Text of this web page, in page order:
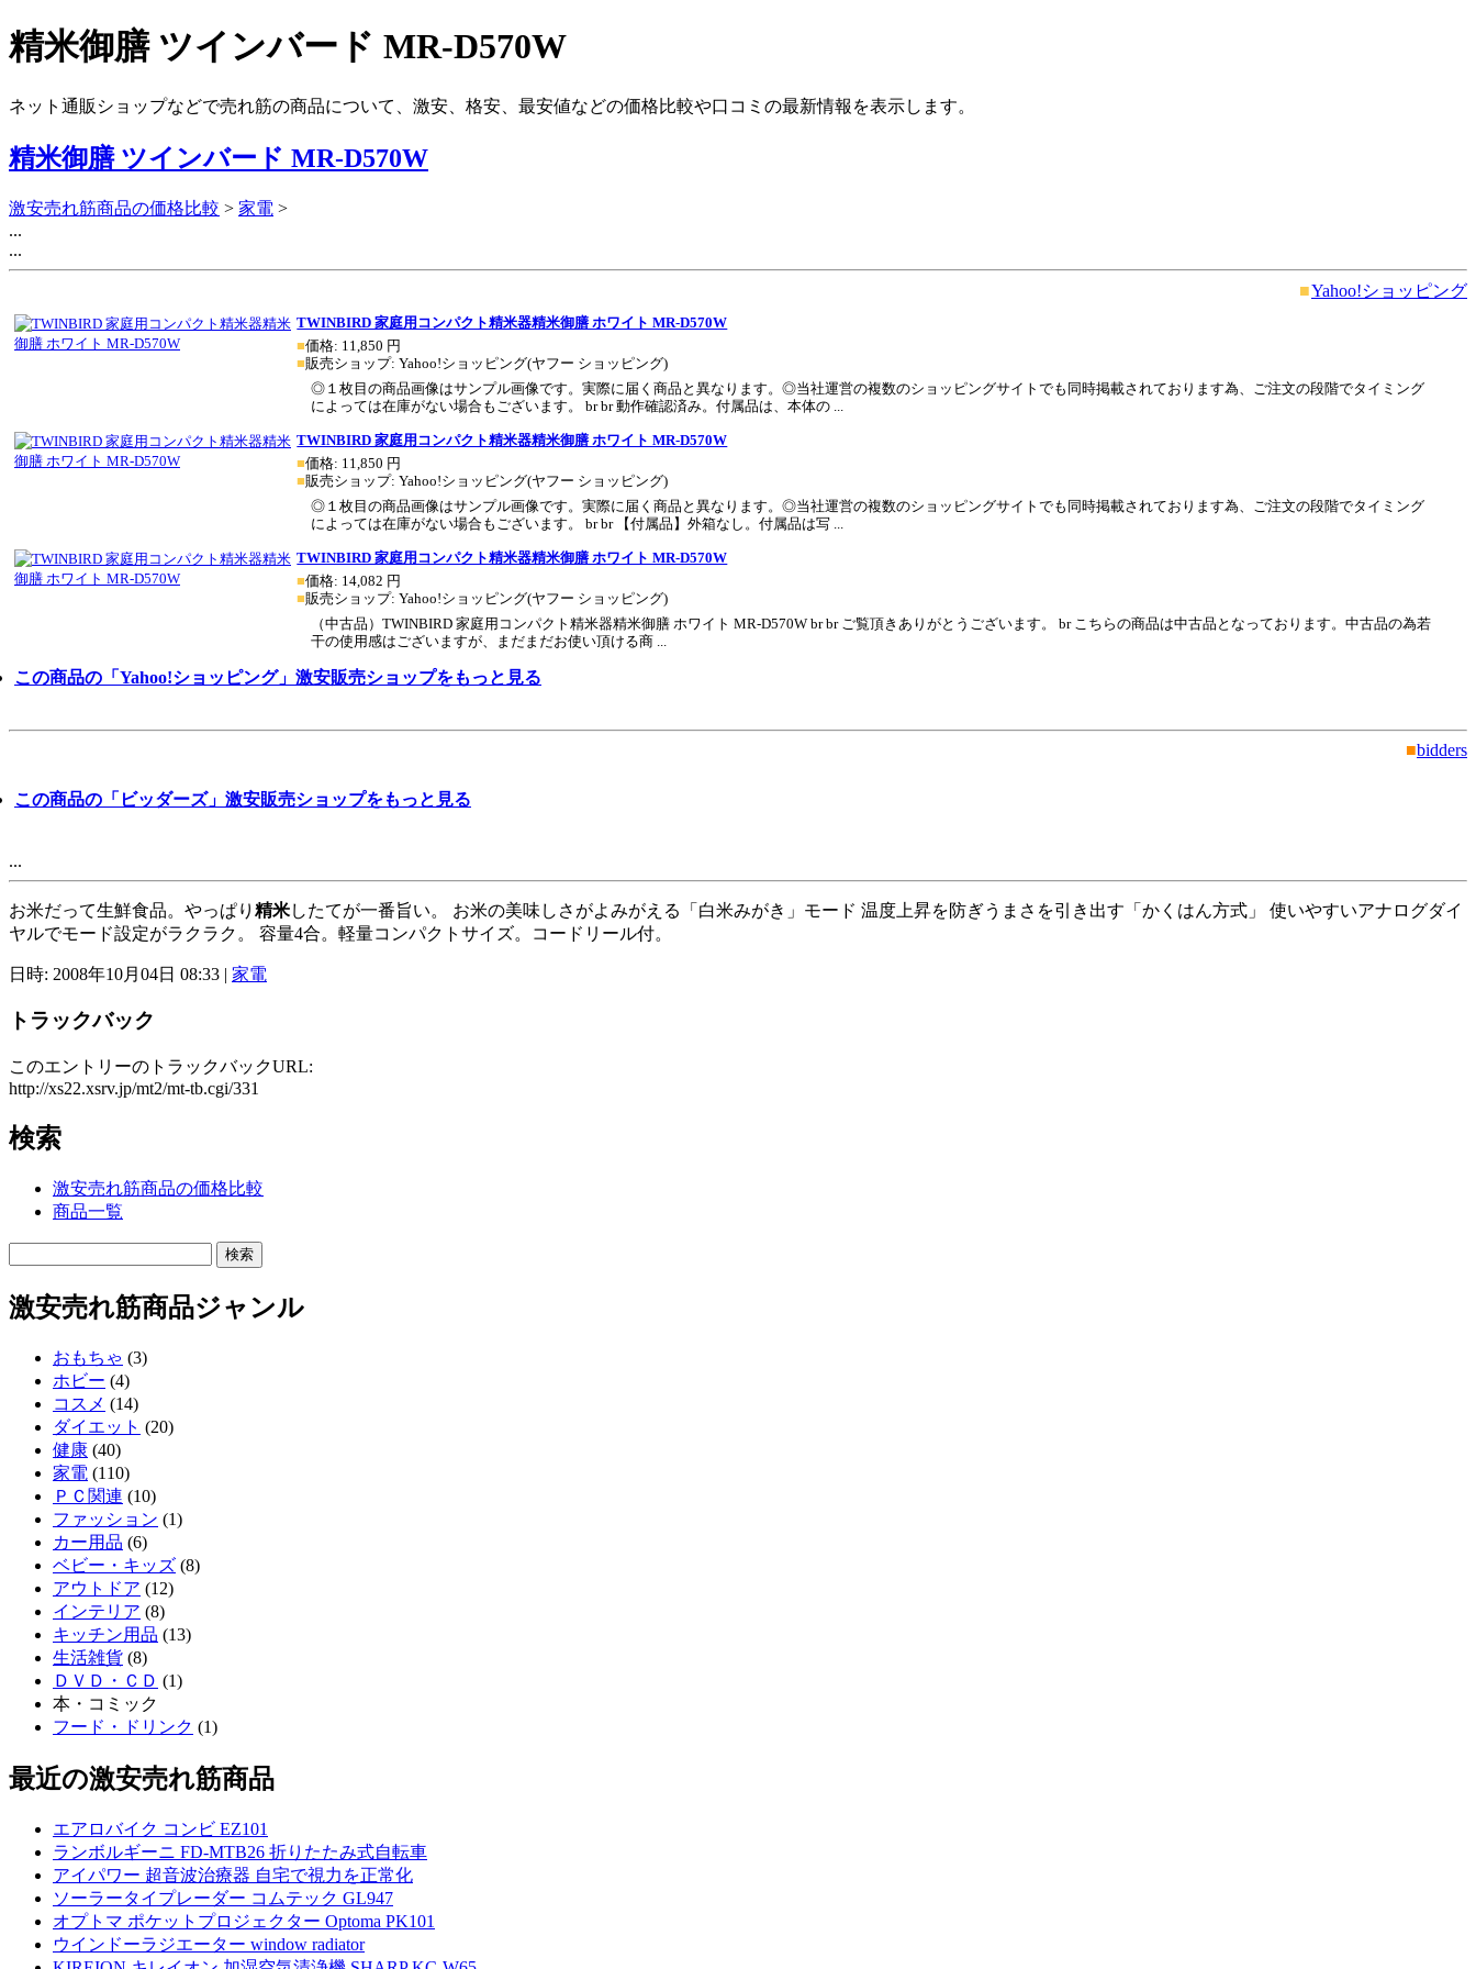
精米御膳 ツインバード MR-D570W
ネット通販ショップなどで売れ筋の商品について、激安、格安、最安値などの価格比較や口コミの最新情報を表示します。
精米御膳 ツインバード MR-D570W
激安売れ筋商品の価格比較 > 家電 >
...
...
■Yahoo!ショッピング
TWINBIRD 家庭用コンパクト精米器精米御膳 ホワイト MR-D570W
■価格: 11,850 円
■販売ショップ:Yahoo!ショッピング(ヤフー ショッピング)
◎１枚目の商品画像はサンプル画像です。実際に届く商品と異なります。◎当社運営の複数のショッピングサイトでも同時掲載されております為、ご注文の段階でタイミング
によっては在庫がない場合もございます。 br br 動作確認済み。付属品は、本体の ...
TWINBIRD 家庭用コンパクト精米器精米御膳 ホワイト MR-D570W
■価格: 11,850 円
■販売ショップ:Yahoo!ショッピング(ヤフー ショッピング)
◎１枚目の商品画像はサンプル画像です。実際に届く商品と異なります。◎当社運営の複数のショッピングサイトでも同時掲載されております為、ご注文の段階でタイミング
によっては在庫がない場合もございます。 br br 【付属品】外箱なし。付属品は写 ...
TWINBIRD 家庭用コンパクト精米器精米御膳 ホワイト MR-D570W
■価格: 14,082 円
■販売ショップ:Yahoo!ショッピング(ヤフー ショッピング)
（中古品）TWINBIRD 家庭用コンパクト精米器精米御膳 ホワイト MR-D570W br br ご覧頂きありがとうございます。 br こちらの商品は中古品となっております。中古品の為若
干の使用感はございますが、まだまだお使い頂ける商 ...
この商品の「Yahoo!ショッピング」激安販売ショップをもっと見る
■bidders
この商品の「ビッダーズ」激安販売ショップをもっと見る
...
お米だって生鮮食品。やっぱり 精米したてが一番旨い。 お米の美味しさがよみがえる「白米みがき」モード 温度上昇を防ぎうまさを引き出す「かくはん方式」 使いやすいアナログダイ
ヤルでモード設定がラクラク。 容量4合。軽量コンパクトサイズ。コードリール付。
日時: 2008年10月04日 08:33 | 家電
トラックバック
このエントリーのトラックバックURL:
http://xs22.xsrv.jp/mt2/mt-tb.cgi/331
検索
激安売れ筋商品の価格比較
商品一覧
激安売れ筋商品ジャンル
おもちゃ (3)
ホビー (4)
コスメ (14)
ダイエット (20)
健康 (40)
家電 (110)
ＰＣ関連 (10)
ファッション (1)
カー用品 (6)
ベビー・キッズ (8)
アウトドア (12)
インテリア (8)
キッチン用品 (13)
生活雑貨 (8)
ＤＶＤ・ＣＤ (1)
本・コミック
フード・ドリンク (1)
最近の激安売れ筋商品
エアロバイク コンビ EZ101
ランボルギーニ FD-MTB26 折りたたみ式自転車
アイパワー 超音波治療器 自宅で視力を正常化
ソーラータイプレーダー コムテック GL947
オプトマ ポケットプロジェクター Optoma PK101
ウインドーラジエーター window radiator